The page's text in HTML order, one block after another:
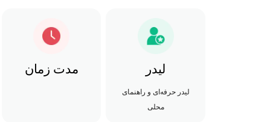
لیدر
لیدر حرفه‌ای و راهنمای
محلی
مدت زمان